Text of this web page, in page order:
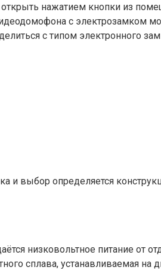
нажатием кнопки из
с электрозамком
с типом электронного
и выбор определяется
низковольтное питание от
сплава, устанавливаемая